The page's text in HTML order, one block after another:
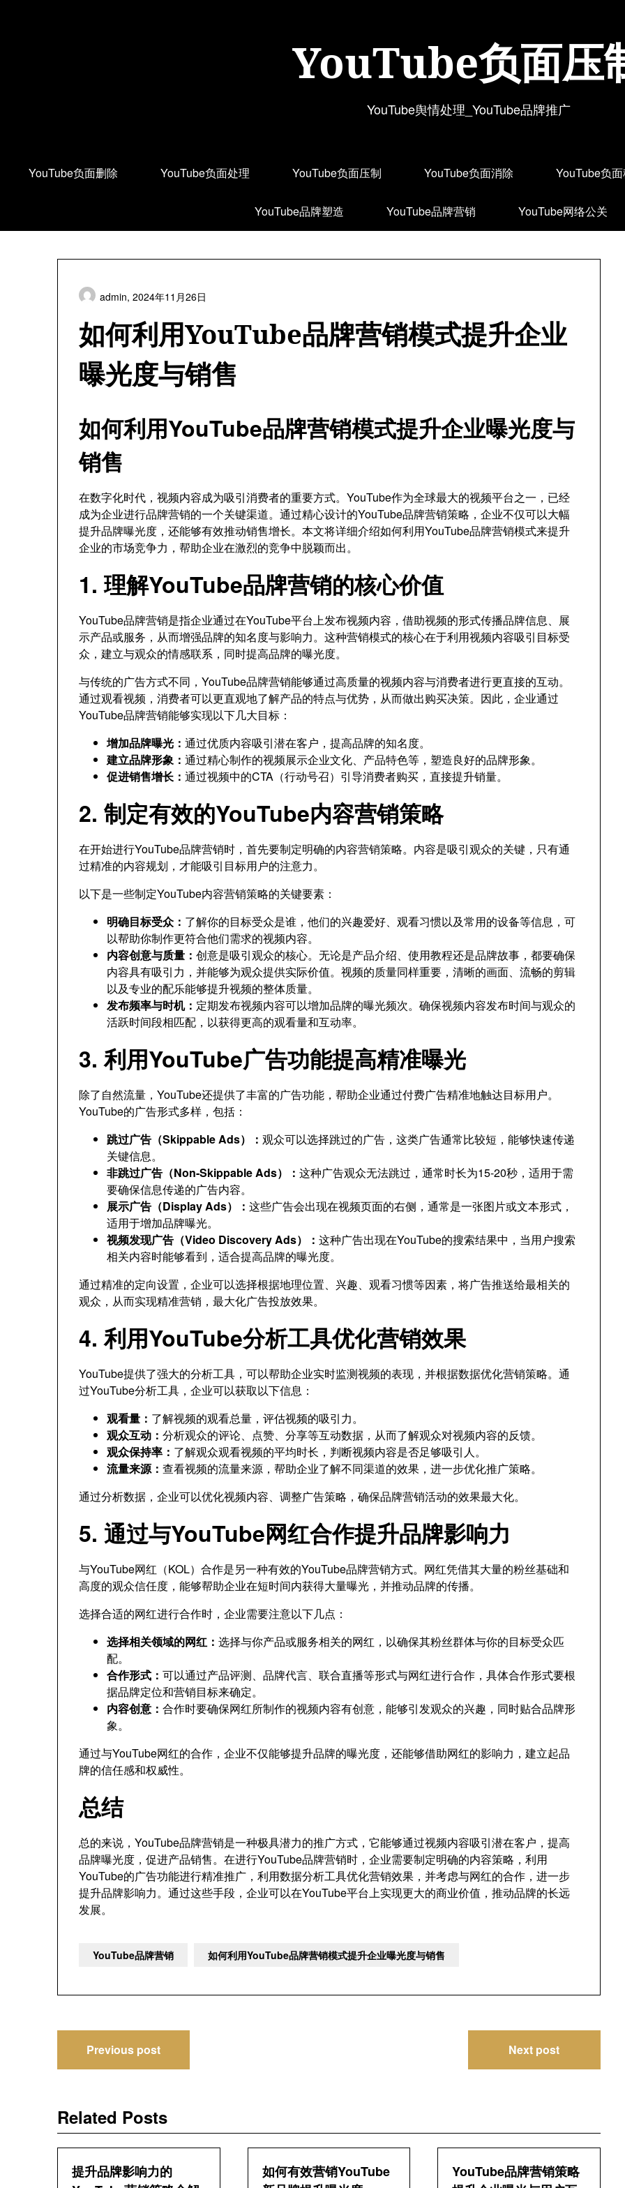
YouTube负面压
YouTube舆情处理_YouTube品牌推广
YouTube负面删除 YouTube负面处理 YouTube负面压制 YouTube负面消除 YouTube负
YouTube品牌塑造 YouTube品牌营销 YouTube网络公关
如何利用YouTube品牌营销模式提升企业
曝光度与销售
admin, 2024年11月26日
如何利用YouTube品牌营销模式提升企业曝光度与
销售
在数字化时代，视频内容成为吸引消费者的重要方式。YouTube作为全球最大的视频平台之一，已经
成为企业进行品牌营销的一个关键渠道。通过精心设计的YouTube品牌营销策略，企业不仅可以大幅
提升品牌曝光度，还能够有效推动销售增长。本文将详细介绍如何利用YouTube品牌营销模式来提升
企业的市场竞争力，帮助企业在激烈的竞争中脱颖而出。
1. 理解YouTube品牌营销的核心价值
YouTube品牌营销是指企业通过在YouTube平台上发布视频内容，借助视频的形式传播品牌信息、展
示产品或服务，从而增强品牌的知名度与影响力。这种营销模式的核心在于利用视频内容吸引目标受
众，建立与观众的情感联系，同时提高品牌的曝光度。
与传统的广告方式不同，YouTube品牌营销能够通过高质量的视频内容与消费者进行更直接的互动。
通过观看视频，消费者可以更直观地了解产品的特点与优势，从而做出购买决策。因此，企业通过
YouTube品牌营销能够实现以下几大目标：
增加品牌曝光： 通过优质内容吸引潜在客户，提高品牌的知名度。
建立品牌形象： 通过精心制作的视频展示企业文化、产品特色等，塑造良好的品牌形象。
促进销售增长： 通过视频中的CTA（行动号召）引导消费者购买，直接提升销量。
2. 制定有效的YouTube内容营销策略
在开始进行YouTube品牌营销时，首先要制定明确的内容营销策略。内容是吸引观众的关键，只有通
过精准的内容规划，才能吸引目标用户的注意力。
以下是一些制定YouTube内容营销策略的关键要素：
明确目标受众： 了解你的目标受众是谁，他们的兴趣爱好、观看习惯以及常用的设备等信息，可
以帮助你制作更符合他们需求的视频内容。
内容创意与质量： 创意是吸引观众的核心。无论是产品介绍、使用教程还是品牌故事，都要确保
内容具有吸引力，并能够为观众提供实际价值。视频的质量同样重要，清晰的画面、流畅的剪辑
以及专业的配乐能够提升视频的整体质量。
发布频率与时机： 定期发布视频内容可以增加品牌的曝光频次。确保视频内容发布时间与观众的
活跃时间段相匹配，以获得更高的观看量和互动率。
3. 利用YouTube广告功能提高精准曝光
除了自然流量，YouTube还提供了丰富的广告功能，帮助企业通过付费广告精准地触达目标用户。
YouTube的广告形式多样，包括：
跳过广告（Skippable Ads）： 观众可以选择跳过的广告，这类广告通常比较短，能够快速传递
关键信息。
非跳过广告（Non-Skippable Ads）： 这种广告观众无法跳过，通常时长为15-20秒，适用于需
要确保信息传递的广告内容。
展示广告（Display Ads）： 这些广告会出现在视频页面的右侧，通常是一张图片或文本形式，
适用于增加品牌曝光。
视频发现广告（Video Discovery Ads）： 这种广告出现在YouTube的搜索结果中，当用户搜索
相关内容时能够看到，适合提高品牌的曝光度。
通过精准的定向设置，企业可以选择根据地理位置、兴趣、观看习惯等因素，将广告推送给最相关的
观众，从而实现精准营销，最大化广告投放效果。
4. 利用YouTube分析工具优化营销效果
YouTube提供了强大的分析工具，可以帮助企业实时监测视频的表现，并根据数据优化营销策略。通
过YouTube分析工具，企业可以获取以下信息：
观看量： 了解视频的观看总量，评估视频的吸引力。
观众互动： 分析观众的评论、点赞、分享等互动数据，从而了解观众对视频内容的反馈。
观众保持率： 了解观众观看视频的平均时长，判断视频内容是否足够吸引人。
流量来源： 查看视频的流量来源，帮助企业了解不同渠道的效果，进一步优化推广策略。
通过分析数据，企业可以优化视频内容、调整广告策略，确保品牌营销活动的效果最大化。
5. 通过与YouTube网红合作提升品牌影响力
与YouTube网红（KOL）合作是另一种有效的YouTube品牌营销方式。网红凭借其大量的粉丝基础和
高度的观众信任度，能够帮助企业在短时间内获得大量曝光，并推动品牌的传播。
选择合适的网红进行合作时，企业需要注意以下几点：
选择相关领域的网红： 选择与你产品或服务相关的网红，以确保其粉丝群体与你的目标受众匹
配。
合作形式： 可以通过产品评测、品牌代言、联合直播等形式与网红进行合作，具体合作形式要根
据品牌定位和营销目标来确定。
内容创意： 合作时要确保网红所制作的视频内容有创意，能够引发观众的兴趣，同时贴合品牌形
象。
通过与YouTube网红的合作，企业不仅能够提升品牌的曝光度，还能够借助网红的影响力，建立起品
牌的信任感和权威性。
总结
总的来说，YouTube品牌营销是一种极具潜力的推广方式，它能够通过视频内容吸引潜在客户，提高
品牌曝光度，促进产品销售。在进行YouTube品牌营销时，企业需要制定明确的内容策略，利用
YouTube的广告功能进行精准推广，利用数据分析工具优化营销效果，并考虑与网红的合作，进一步
提升品牌影响力。通过这些手段，企业可以在YouTube平台上实现更大的商业价值，推动品牌的长远
发展。
YouTube品牌营销 如何利用YouTube品牌营销模式提升企业曝光度与销售
章
导
航
Previous post Next post
Related Posts
提升品牌影响力的
如何有效营销YouTube
YouTube品牌营销策略